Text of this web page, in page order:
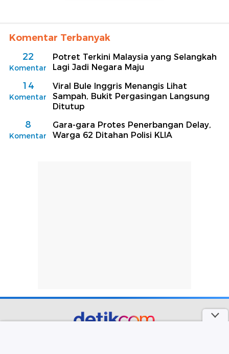
Komentar Terbanyak
22
Komentar
Potret Terkini Malaysia yang Selangkah
Lagi Jadi Negara Maju
14
Komentar
Viral Bule Inggris Menangis Lihat
Sampah, Bukit Pergasingan Langsung
Ditutup
8
Komentar
Gara-gara Protes Penerbangan Delay,
Warga 62 Ditahan Polisi KLIA